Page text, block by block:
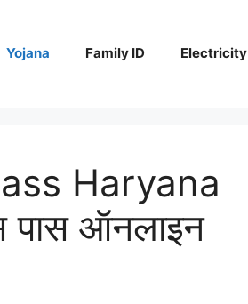
Yojana Family ID Electricity
Haryana
पास ऑनलाइन